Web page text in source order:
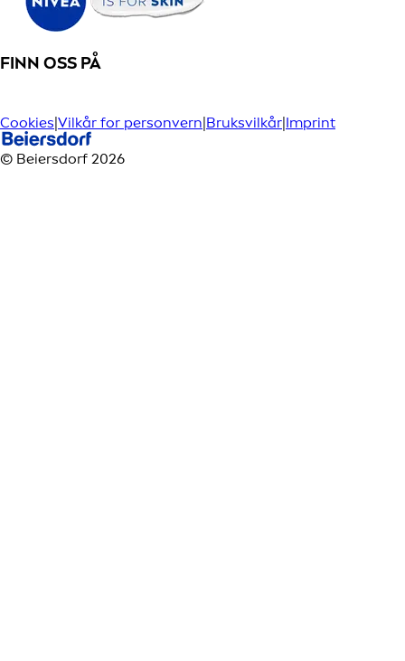
FINN OSS PÅ
Cookies|Vilkår for personvern|Bruksvilkår|Imprint
© Beiersdorf 2026